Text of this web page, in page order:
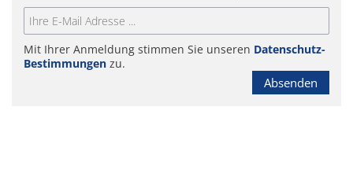
Mit Ihrer Anmeldung stimmen Sie unseren Datenschutz-
Bestimmungen zu.
Absenden